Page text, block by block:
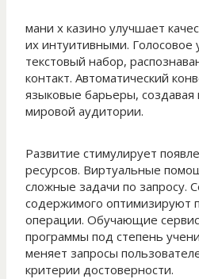
мани х казино улучшает
их интуитивными. Голосовое
текстовый набор,
контакт. Автоматический
языковые барьеры,
мировой аудитории.
Развитие стимулирует
ресурсов. Виртуальные
сложные задачи по запросу.
содержимого оптимизируют
операции. Обучающие
программы под степень
меняет запросы
критерии достоверности.